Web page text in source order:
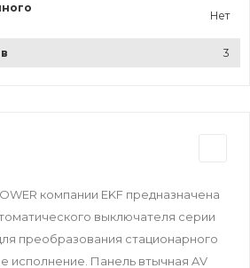
Нет
3
компании EKF предназначена
выключателя серии
прeобразования стационарного
исполнение. Панель втычная AV